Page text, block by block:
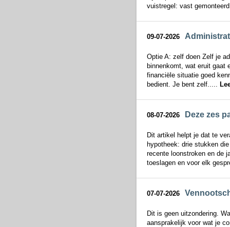
vuistregel: vast
09-07-2026
Optie A: zelf doen Zelf je
binnenkomt, wat eruit gaat
financiële situatie goed
bedient. Je bent zelf.....
08-07-2026 Deze zes
Dit artikel helpt je dat te
hypotheek: drie stukken
recente loonstroken en de
toeslagen en voor elk
07-07-2026
Dit is geen uitzondering.
aansprakelijk voor wat je